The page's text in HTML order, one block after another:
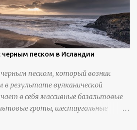
черным песком в Исландии
песком, который возник
результате вулканической
в себя массивные базальтовые
гроты, шестиугольные